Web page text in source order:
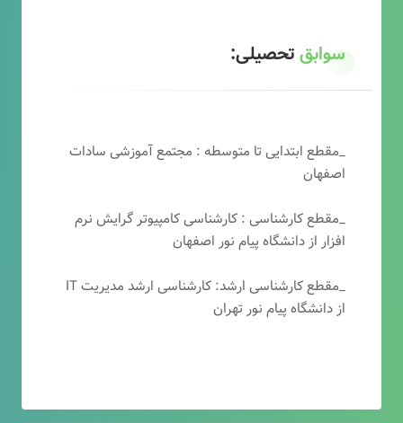
سوابقتحصیلی:
_مقطع ابتدایی تا متوسطه : مجتمع آموزشی سادات
اصفهان
_مقطع کارشناسی : کارشناسی کامپیوتر گرایش نرم
افزار از دانشگاه پیام نور اصفهان
_مقطع کارشناسی ارشد: کارشناسی ارشد مدیریت IT
از دانشگاه پیام نور تهران